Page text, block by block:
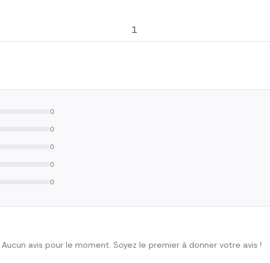
1
0
0
0
0
0
Aucun avis pour le moment. Soyez le premier à donner votre avis !